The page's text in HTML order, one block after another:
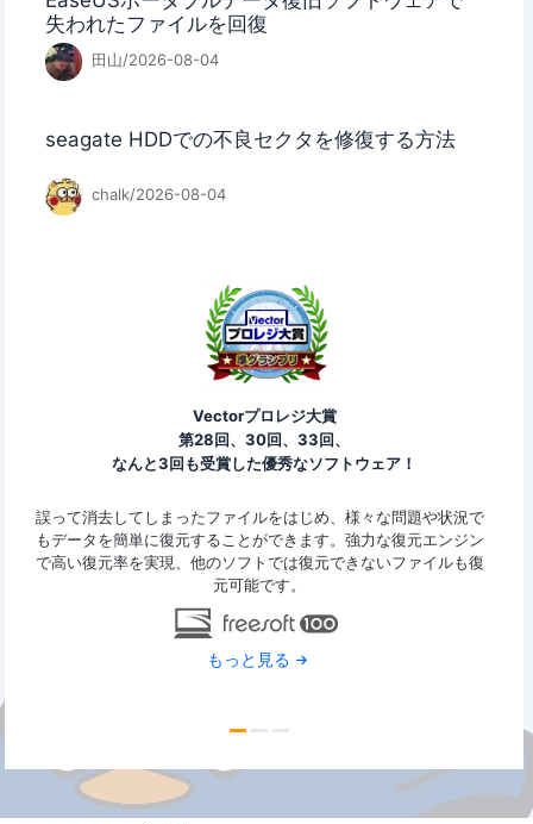
失われたファイルを回復
田山/2026-08-04
seagate HDDでの不良セクタを修復する方法
chalk/2026-08-04
Vectorプロレジ大賞
第28回、30回、33回、
なんと3回も受賞した優秀なソフトウェア！
誤って消去してしまったファイルをはじめ、様々な問題や状況で
もデータを簡単に復元することができます。強力な復元エンジン
で高い復元率を実現、他のソフトでは復元できないファイルも復
元可能です。
もっと見る